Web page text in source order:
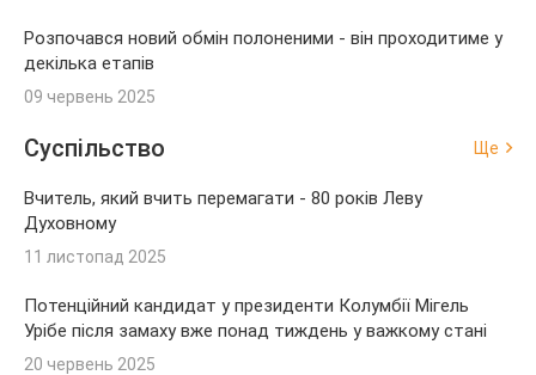
Розпочався новий обмін полоненими - він проходитиме у
декілька етапів
09 червень 2025
Суспільство Ще
Вчитель, який вчить перемагати - 80 років Леву
Духовному
11 листопад 2025
Потенційний кандидат у президенти Колумбії Мігель
Урібе після замаху вже понад тиждень у важкому стані
20 червень 2025